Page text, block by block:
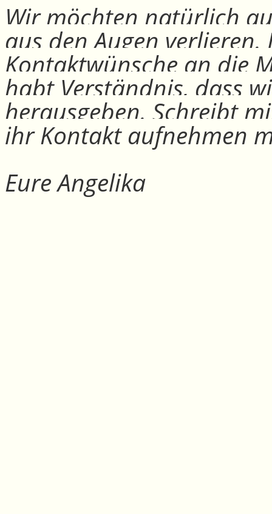
Wir möchten natürlich
aus den Augen
Kontaktwünsche an die
habt Verständnis, dass
herausgeben. Schreibt
ihr Kontakt aufnehmen
Eure Angelika